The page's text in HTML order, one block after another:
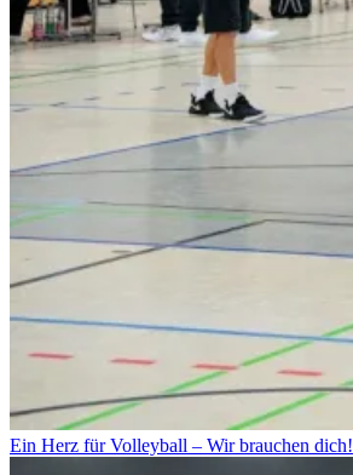
Ein Herz für Volleyball – Wir brauchen dich!